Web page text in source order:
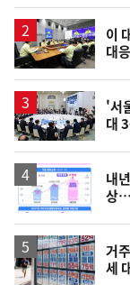
이
대
'서
대
내
상
거
세